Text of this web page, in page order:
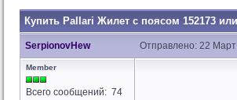
Купить Pallari Жилет с поясом 152173
SerpionovHew Отправлено: 22
Member
Всего сообщений: 74